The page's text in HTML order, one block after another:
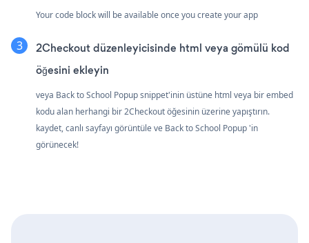
Your code block will be available once you create your app
2Checkout düzenleyicisinde html veya gömülü kod
öğesini ekleyin
veya Back to School Popup snippet'inin üstüne html veya bir embed
kodu alan herhangi bir 2Checkout öğesinin üzerine yapıştırın.
kaydet, canlı sayfayı görüntüle ve Back to School Popup 'in
görünecek!